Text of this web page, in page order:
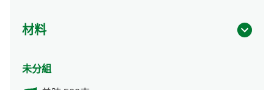
材料
未分組